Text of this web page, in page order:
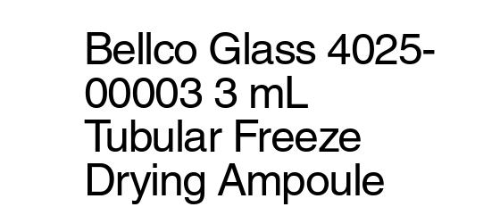
Bellco Glass 4025-
00003 3 mL
Tubular Freeze
Drying Ampoule